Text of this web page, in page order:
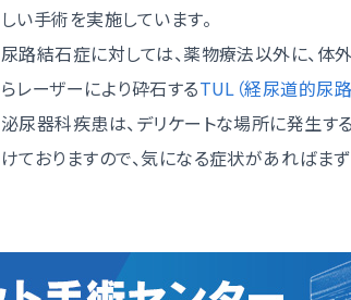
しい手術を実施しています。
尿路結石症に対しては、薬物療法以外に、体
らレーザーにより砕石するTUL（経尿道的尿
泌尿器科疾患は、デリケートな場所に発生す
けておりますので、気になる症状があればま